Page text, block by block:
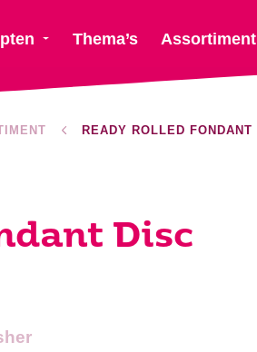
Thema’s Assortiment
Disc